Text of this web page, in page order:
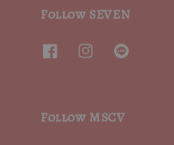
Follow SEVEN
Follow MSCV